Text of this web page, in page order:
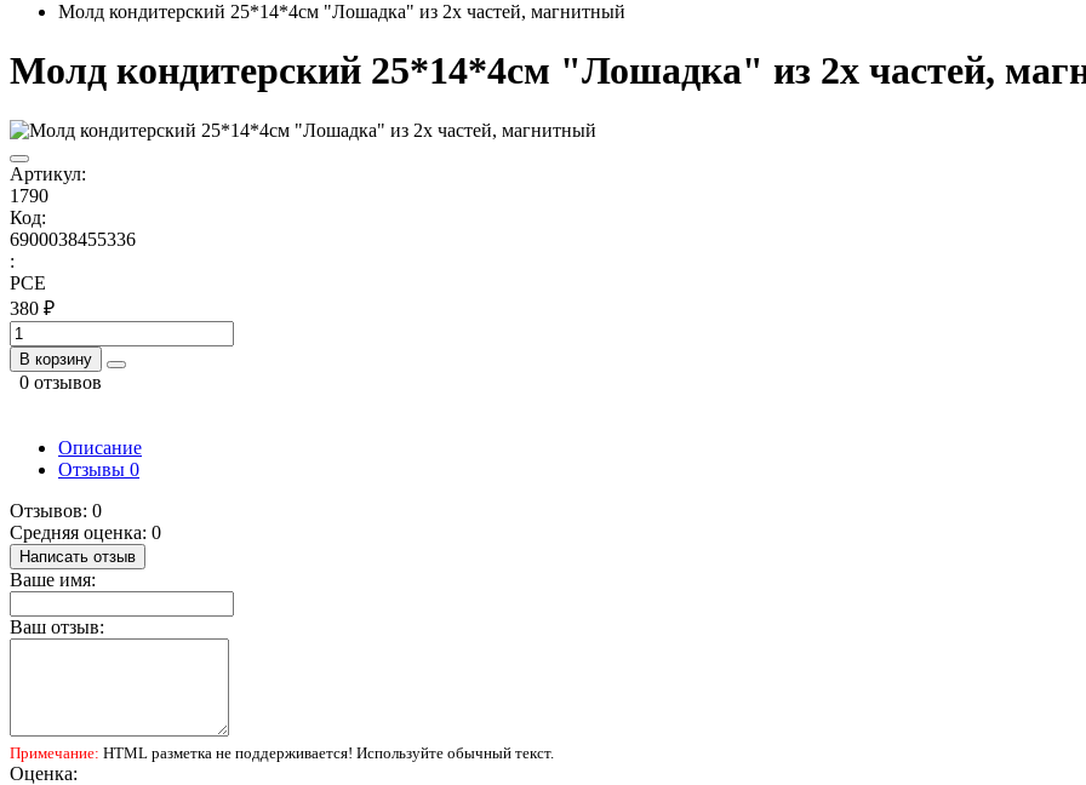
Молд кондитерский 25*14*4см "Лошадка" из 2х частей, магнитный
Молд кондитерский 25*14*4см "Лошадка" из 2х частей,
Артикул:
1790
Код:
6900038455336
:
PCE
380 ₽
В корзину
0 отзывов
Описание
Отзывы 0
Отзывов: 0
Средняя оценка: 0
Написать отзыв
Ваше имя:
Ваш отзыв:
Примечание: HTML разметка не поддерживается! Используйте обычный текст.
Оценка: